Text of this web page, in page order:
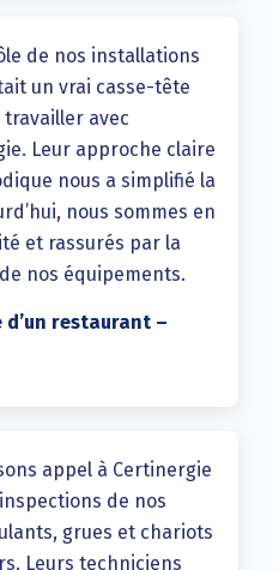
de nos installations
un vrai casse-tête
avec
Leur approche claire
nous a simplifié la
nous sommes en
et rassurés par la
nos équipements.
restaurant –
appel à Certinergie
de nos
grues et chariots
Leurs techniciens